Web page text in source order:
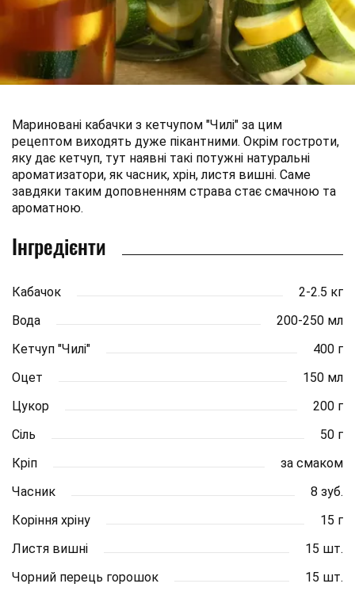
Мариновані кабачки з кетчупом "Чилі" за цим
рецептом виходять дуже пікантними. Окрім гостроти,
яку дає кетчуп, тут наявні такі потужні натуральні
ароматизатори, як часник, хрін, листя вишні. Саме
завдяки таким доповненням страва стає смачною та
ароматною.
Інгредієнти
Кабачок
2-2.5 кг
Вода
200-250 мл
Кетчуп "Чилі"
400 г
Оцет
150 мл
Цукор
200 г
Сіль
50 г
Кріп
за смаком
Часник
8 зуб.
Коріння хріну
15 г
Листя вишні
15 шт.
Чорний перець горошок
15 шт.